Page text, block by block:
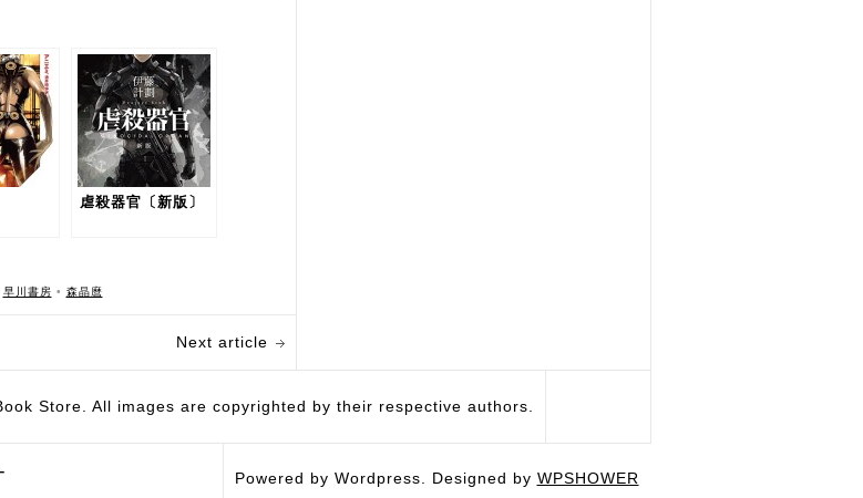
虐殺器官〔新版〕
早川書房 • 森晶麿
Next article
Store. All images are copyrighted by their respective authors.
Powered by Wordpress. Designed by WPSHOWER